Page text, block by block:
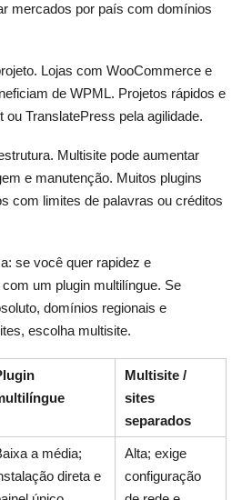
mercados por país com domínios
Lojas com WooCommerce e
de WPML. Projetos rápidos e
ou TranslatePress pela agilidade.
Multisite pode aumentar
e manutenção. Muitos plugins
com limites de palavras ou créditos
se você quer rapidez e
um plugin multilíngue. Se
domínios regionais e
escolha multisite.
Multisite /
sites
separados
a média;
direta e
Alta; exige
configuração